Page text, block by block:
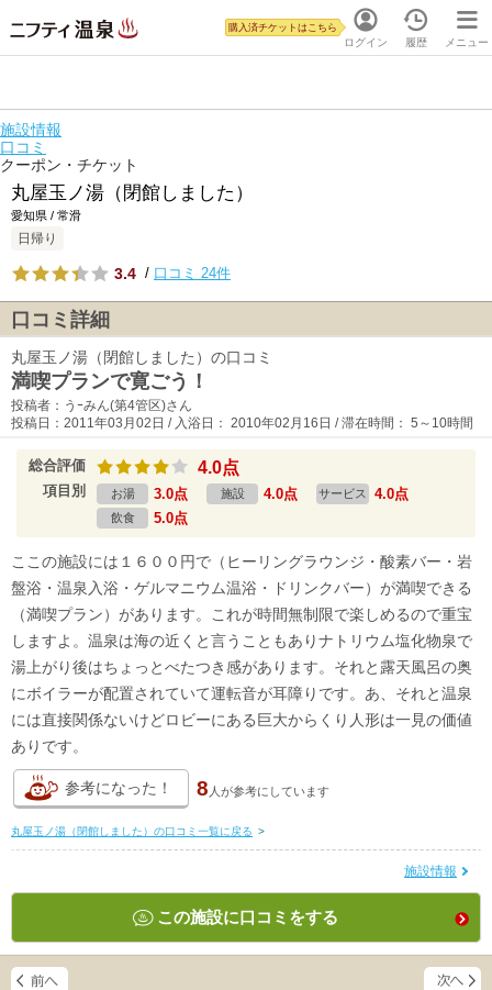
ログイン
購入済チケットはこちら
履歴 メニュー
施設情報
口コミ
クーポン・チケット
丸屋玉ノ湯（閉館しました）
愛知県 / 常滑
日帰り
3.4 / 口コミ 24件
口コミ詳細
丸屋玉ノ湯（閉館しました）の口コミ
満喫プランで寛ごう！
投稿者：うｰみん(第4管区)さん
投稿日：2011年03月02日 / 入浴日： 2010年02月16日 / 滞在時間： 5～10時間
総合評価 4.0点
項目別 お湯 3.0点 施設 4.0点 サービス 4.0点
飲食 5.0点
ここの施設には１６００円で（ヒーリングラウンジ・酸素バー・岩
盤浴・温泉入浴・ゲルマニウム温浴・ドリンクバー）が満喫できる
（満喫プラン）があります。これが時間無制限で楽しめるので重宝
しますよ。温泉は海の近くと言うこともありナトリウム塩化物泉で
湯上がり後はちょっとべたつき感があります。それと露天風呂の奥
にボイラーが配置されていて運転音が耳障りです。あ、それと温泉
には直接関係ないけどロビーにある巨大からくり人形は一見の価値
ありです。
参考になった！ 8 人が参考にしています
丸屋玉ノ湯（閉館しました）の口コミ一覧に戻る >
施設情報
この施設に口コミをする